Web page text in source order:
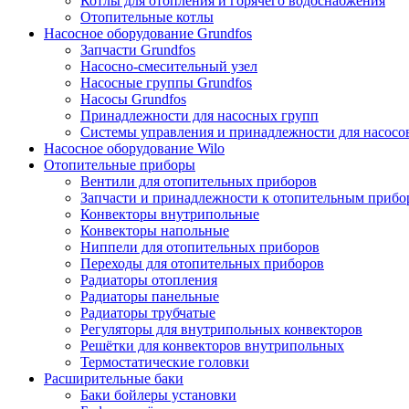
Отопительные котлы
Насосное оборудование Grundfos
Запчасти Grundfos
Насосно-смесительный узел
Насосные группы Grundfos
Насосы Grundfos
Принадлежности для насосных групп
Системы управления и принадлежности для
Насосное оборудование Wilo
Отопительные приборы
Вентили для отопительных приборов
Запчасти и принадлежности к отопительным
Конвекторы внутрипольные
Конвекторы напольные
Ниппели для отопительных приборов
Переходы для отопительных приборов
Радиаторы отопления
Радиаторы панельные
Радиаторы трубчатые
Регуляторы для внутрипольных конвекторов
Решётки для конвекторов внутрипольных
Термостатические головки
Расширительные баки
Баки бойлеры установки